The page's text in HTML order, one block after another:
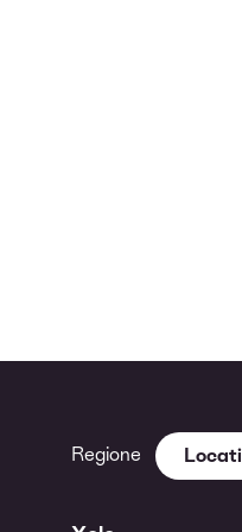
Regione